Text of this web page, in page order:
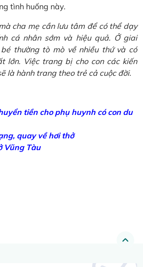
tình huống này.
cha mẹ cần lưu tâm để có thể dạy
cá nhân sớm và hiệu quả. Ở giai
thường tò mò về nhiều thứ và có
lớn. Việc trang bị cho con các kiến
là hành trang theo trẻ cả cuộc đời.
tiền cho phụ huynh có con du
quay về hơi thở
Vũng Tàu